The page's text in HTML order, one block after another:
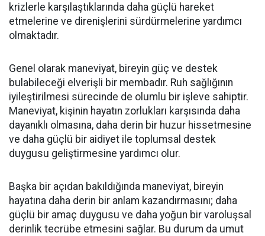
krizlerle karşılaştıklarında daha güçlü hareket
etmelerine ve direnişlerini sürdürmelerine yardımcı
olmaktadır.
Genel olarak maneviyat, bireyin güç ve destek
bulabileceği elverişli bir membadır. Ruh sağlığının
iyileştirilmesi sürecinde de olumlu bir işleve sahiptir.
Maneviyat, kişinin hayatın zorlukları karşısında daha
dayanıklı olmasına, daha derin bir huzur hissetmesine
ve daha güçlü bir aidiyet ile toplumsal destek
duygusu geliştirmesine yardımcı olur.
Başka bir açıdan bakıldığında maneviyat, bireyin
hayatına daha derin bir anlam kazandırmasını; daha
güçlü bir amaç duygusu ve daha yoğun bir varoluşsal
derinlik tecrübe etmesini sağlar. Bu durum da umut